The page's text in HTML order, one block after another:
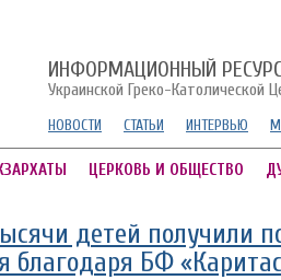
ИНФОРМАЦИОННЫЙ
Украинской Греко-Католической
НОВОСТИ СТАТЬИ ИНТЕРВЬЮ
ЦЕРКОВЬ И ОБЩЕСТВО
детей получили
благодаря БФ